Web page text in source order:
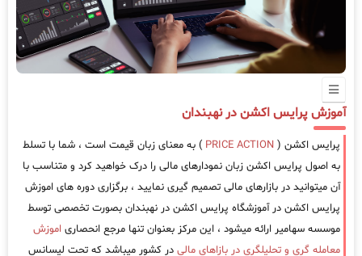
آموزش پرایس اکشن در نهبندان
پرایس اکشن ( PRICE ACTION ) به معنای زبان قیمت است ، شما با تسلط
به اصول پرایس اکشن زبان نمودارهای مالی را درک خواهید کرد و متناسب با
آن میتوانید در بازارهای مالی تصمیم گیری نمایید ، برگزاری دوره های اموزش
پرایس اکشن در آموزشگاه پرایس اکشن در نهبندان بصورت تخصصی توسط
موسسه سهامیر ارائه میشود ، این مرکز بعنوان تنها مرجع انحصاری اموزش
معامله گری و تحلیلگری در بازاهای مالی در کشور میباشد که تحت لیسانس